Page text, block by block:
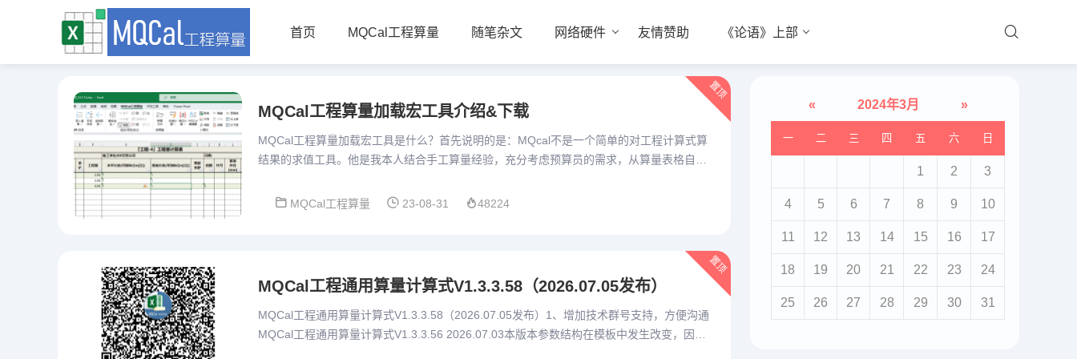
首页 MQCal工程算量 随笔杂文 网络硬件 友情赞助 《论语》上部
MQCal工程算量加载宏工具介绍&下载
MQCal工程算量加载宏工具是什么？首先说明的是：MQcal不是一个简单的对工程计算式算
结果的求值工具。他是我本人结合手工算量经验，充分考虑预算员的需求，从算量表格自己
MQCal工程算量
23-08-31 48224
置顶
MQCal工程通用算量计算式V1.3.3.58（2026.07.05发布）
MQCal工程通用算量计算式V1.3.3.58（2026.07.05发布）1、增加技术群号支持，方便沟通
MQCal工程通用算量计算式V1.3.3.56 2026.07.03本版本参数结构在模板中发生改变，因此
置顶
« 2024年3月 »
一 二 三 四 五 六 日
1 2 3
4 5 6 7 8 9 10
11 12 13 14 15 16 17
18 19 20 21 22 23 24
25 26 27 28 29 30 31